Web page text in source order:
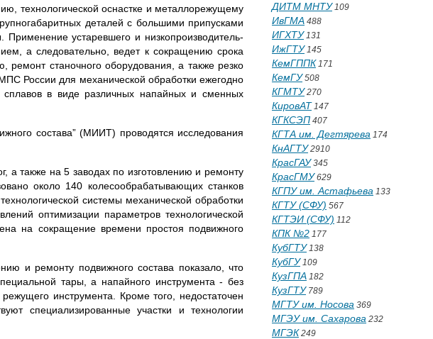
технологической оснастке и метал­лорежущему
деталей с большими припусками
устаревшего и низкопроизводитель­
а следовательно, ведет к сокращению срока
ремонт станочного обору­дования, а также резко
России для механической обработки ежегодно
сплавов в виде различных напайных и сменных
со­става” (МИИТ) проводятся исследо­вания
а также на 5 заводах по изготовлению и ремон­ту
около 140 колесообрабатывающих станков
системы механи­ческой обработки
оптимизации пара­метров технологической
на сокращение вре­мени простоя подвижного
и ре­монту подвижного состава показа­ло, что
тары, а напайного инстру­мента - без
инструмента. Кро­ме того, недостаточен
специализированные участки и технологии
ДИТМ МНТУ109
ИвГМА 488
ИГХТУ131
ИжГТУ145
КемГППК 171
КемГУ508
КГМТУ270
КировАТ 147
КГКСЭП 407
КГТА им. Дегтярева 174
КнАГТУ2910
КрасГАУ345
КрасГМУ629
КГПУ им. Астафьева 133
КГТУ (СФУ) 567
КГТЭИ (СФУ) 112
КПК №2 177
КубГТУ138
КубГУ109
КузГПА 182
КузГТУ789
МГТУ им. Носова 369
МГЭУ им. Сахарова 232
МГЭК 249